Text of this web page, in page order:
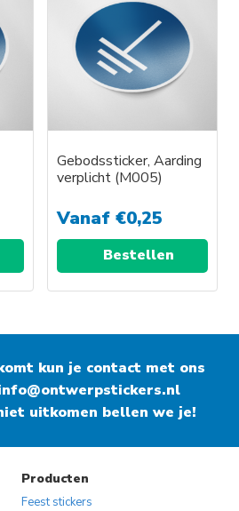
Gebodssticker, Aarding
verplicht (M005)
Vanaf €0,25
Bestellen
kun je contact met ons
uitkomen bellen we je!
Producten
Feest stickers